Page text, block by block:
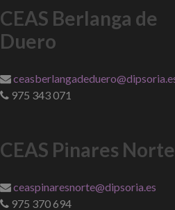
CEAS Berlanga de
Duero
975 343 071
CEAS Pinares Norte
ceaspinaresnorte@dipsoria.es
975 370 694